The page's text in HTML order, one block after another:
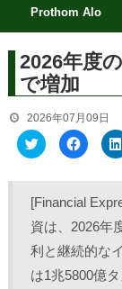
Prothom Alo
2026年度
で増加
2026年07月09日
ク
リ
て
T
i
t
e
r
で
F
a
o
o
で
有
す
る
に
[Financial
資は、2026年
利と継続的な
は1兆5800億タ